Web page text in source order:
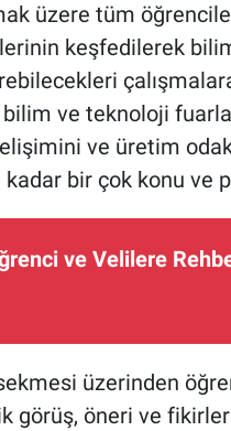
üzere tüm
keşfedilerek
ve teknoloji
ve üretim
bir çok konu ve
ve Velilere
üzerinden
görüş, öneri ve